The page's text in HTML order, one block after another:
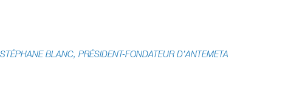
BLANC, PRÉSIDENT-FONDATEUR D’ANTEMETA